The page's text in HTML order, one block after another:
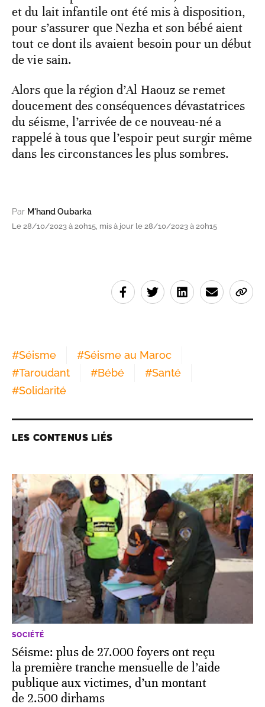
et du lait infantile ont été mis à disposition,
pour s’assurer que Nezha et son bébé aient
tout ce dont ils avaient besoin pour un début
de vie sain.
Alors que la région d’Al Haouz se remet
doucement des conséquences dévastatrices
du séisme, l’arrivée de ce nouveau-né a
rappelé à tous que l’espoir peut surgir même
dans les circonstances les plus sombres.
Par M'hand Oubarka
Le 28/10/2023 à 20h15, mis à jour le 28/10/2023 à 20h15
#Séisme #Séisme au Maroc
#Taroudant #Bébé #Santé
#Solidarité
LES CONTENUS LIÉS
SOCIÉTÉ
Séisme: plus de 27.000 foyers ont reçu
la première tranche mensuelle de l’aide
publique aux victimes, d’un montant
de 2.500 dirhams